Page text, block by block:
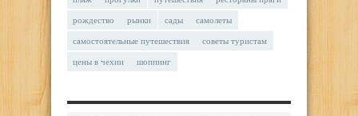
рождество рынки сады самолеты
самостоятельные путешествия советы туристам
цены в чехии шоппинг